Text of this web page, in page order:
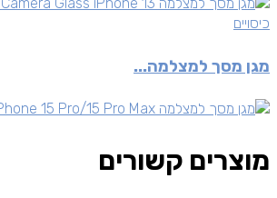
כיסויים
מגן מסך למצלמה...
מוצרים קשורים